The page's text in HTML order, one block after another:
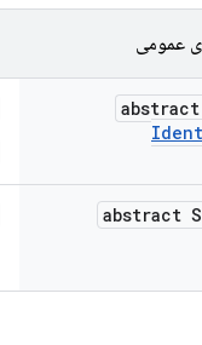
عمومی
abstract
abstract